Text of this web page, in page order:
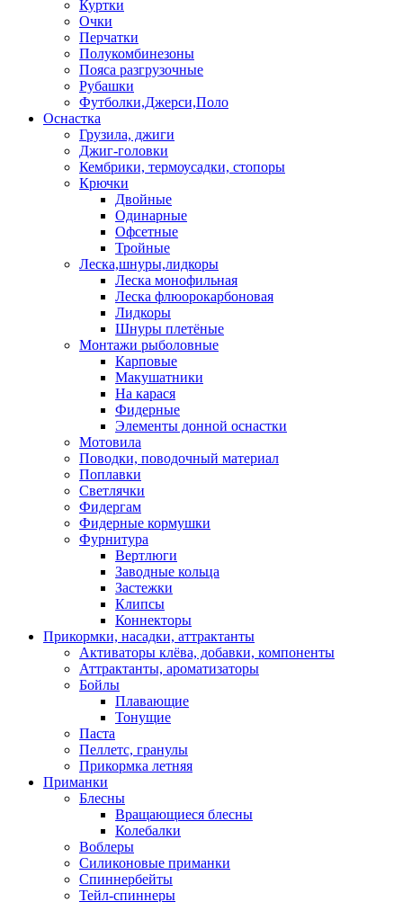
Куртки
Очки
Перчатки
Полукомбинезоны
Пояса разгрузочные
Рубашки
Футболки,Джерси,Поло
Оснастка
Грузила, джиги
Джиг-головки
Кембрики, термоусадки, стопоры
Крючки
Двойные
Одинарные
Офсетные
Тройные
Леска,шнуры,лидкоры
Леска монофильная
Леска флюорокарбоновая
Лидкоры
Шнуры плетёные
Монтажи рыболовные
Карповые
Макушатники
На карася
Фидерные
Элементы донной оснастки
Мотовила
Поводки, поводочный материал
Поплавки
Светлячки
Фидергам
Фидерные кормушки
Фурнитура
Вертлюги
Заводные кольца
Застежки
Клипсы
Коннекторы
Прикормки, насадки, аттрактанты
Активаторы клёва, добавки, компоненты
Аттрактанты, ароматизаторы
Бойлы
Плавающие
Тонущие
Паста
Пеллетс, гранулы
Прикормка летняя
Приманки
Блесны
Вращающиеся блесны
Колебалки
Воблеры
Силиконовые приманки
Спиннербейты
Тейл-спиннеры